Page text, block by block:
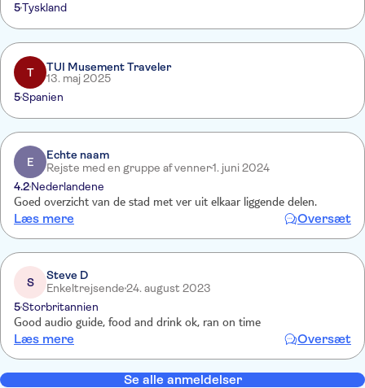
5Tyskland
T
TUI Musement Traveler
13. maj 2025
5Spanien
E
Echte naam
Rejste med en gruppe af venner1. juni 2024
4.2Nederlandene
Goed overzicht van de stad met ver uit elkaar liggende delen.
Læs mere Oversæt
S
Steve D
Enkeltrejsende24. august 2023
5Storbritannien
Good audio guide, food and drink ok, ran on time
Læs mere Oversæt
Se alle anmeldelser